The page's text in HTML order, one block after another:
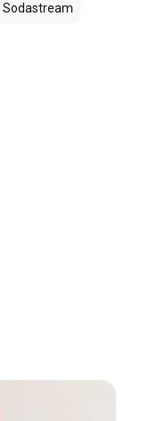
Sodastream